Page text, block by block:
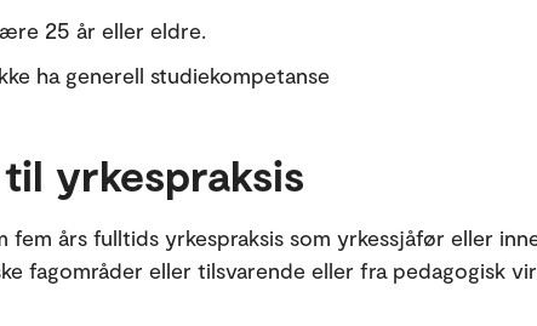
25 år eller eldre.
ha generell studiekompetanse
yrkespraksis
fem års fulltids yrkespraksis som yrkessjåfør eller
fagområder eller tilsvarende eller fra pedagogisk